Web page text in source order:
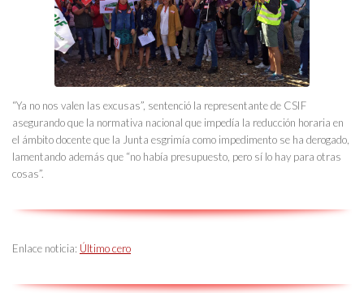
“Ya no nos valen las excusas”, sentenció la representante de CSIF
asegurando que la normativa nacional que impedía la reducción horaria en
el ámbito docente que la Junta esgrimía como impedimento se ha derogado,
lamentando además que “no había presupuesto, pero sí lo hay para otras
cosas”.
Enlace noticia: Último cero